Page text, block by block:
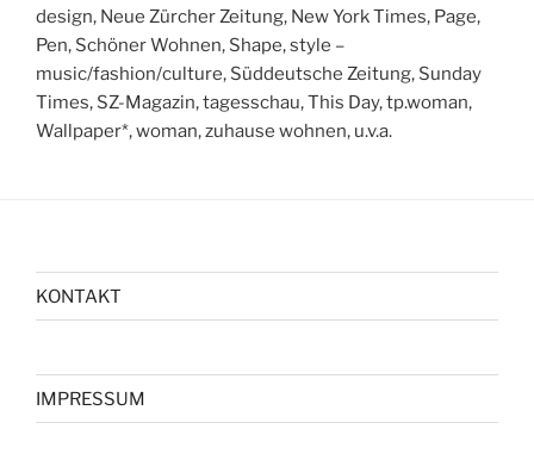
design, Neue Zürcher Zeitung, New York Times, Page,
Pen, Schöner Wohnen, Shape, style –
music/fashion/culture, Süddeutsche Zeitung, Sunday
Times, SZ-Magazin, tagesschau, This Day, tp.woman,
Wallpaper*, woman, zuhause wohnen, u.v.a.
KONTAKT
IMPRESSUM